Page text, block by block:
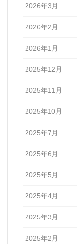
2026年3月
2026年2月
2026年1月
2025年12月
2025年11月
2025年10月
2025年7月
2025年6月
2025年5月
2025年4月
2025年3月
2025年2月